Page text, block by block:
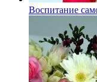
Воспитание